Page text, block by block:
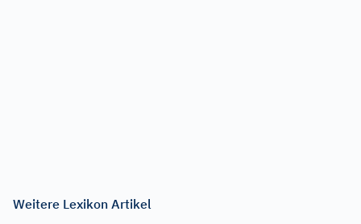
Weitere Lexikon Artikel